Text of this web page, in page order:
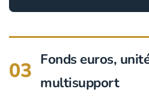
03 Fonds euros,
multisupport